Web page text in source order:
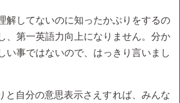
解してないのに知ったかぶりをするの
、第一英語力向上になりません。分か
い事ではないので、はっきり言いまし
と自分の意思表示さえすれば、みんな